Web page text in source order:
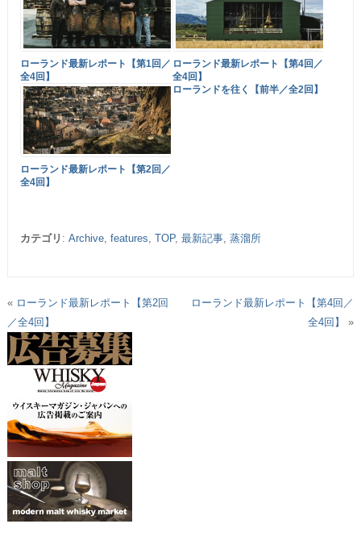
ローランド最新レポート【第1回／
全4回】
ローランド最新レポート【第4回／
全4回】
ローランド最新レポート【第2回／
全4回】
ローランドを往く【前半／全2回】
カテゴリ : Archive, features TOP, 最新記事, 蒸溜所
« ローランド最新レポート【第2回
／全4回】
ローランド最新レポート【第4回／
全4回】
»